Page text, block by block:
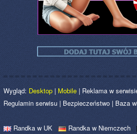
Wygląd: Desktop | Mobile | Reklama w
Regulamin serwisu | Bezpieczeństwo | Baza
Randka w UK Randka w Niemczech